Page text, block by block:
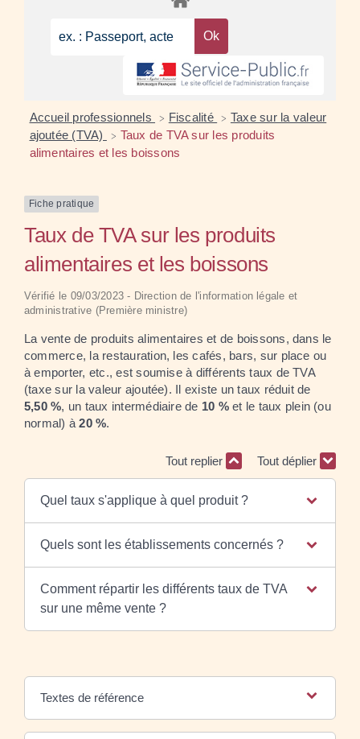
Accueil professionnels > Fiscalité > Taxe sur la valeur
ajoutée (TVA)
> Taux de TVA sur les produits
alimentaires et les boissons
Fiche pratique
Taux de TVA sur les produits
alimentaires et les boissons
Vérifié le 09/03/2023 - Direction de l'information légale et
administrative (Première ministre)
La vente de produits alimentaires et de boissons, dans le
commerce, la restauration, les cafés, bars, sur place ou
à emporter, etc., est soumise à différents taux de TVA
(taxe sur la valeur ajoutée). Il existe un taux réduit de
5,50 %, un taux intermédiaire de 10 %et le taux plein (ou
normal) à20 %.
Tout replier Tout déplier
Quel taux s'applique à quel produit ?
Quels sont les établissements concernés ?
Comment répartir les différents taux de TVA
sur une même vente ?
Textes de référence